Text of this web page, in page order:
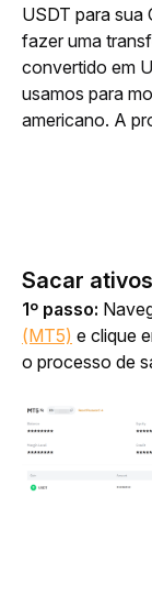
USDT para sua
fazer uma
convertido em
usamos para
americano. A
Sacar
1º passo:
(MT5) e clique
o processo de